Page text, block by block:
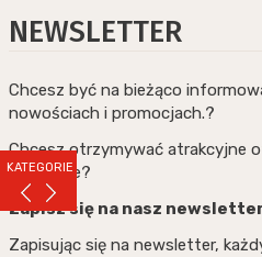
KATEGORIE
NEWSLETTER
Chcesz być na bieżąco
nowościach i promocjach.?
Chcesz otrzymywać atrakcyjne
rabatowe?
Zapisz się na nasz
Zapisując się na newsletter,